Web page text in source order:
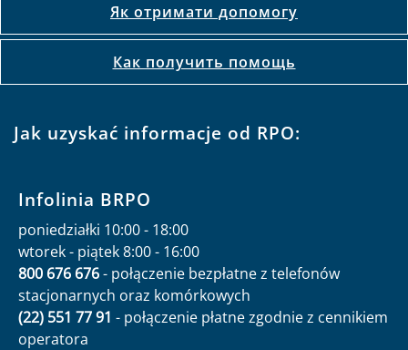
Як отримати допомогу
Как получить помощь
Jak uzyskać informacje od RPO:
Infolinia BRPO
poniedziałki 10:00 - 18:00
wtorek - piątek 8:00 - 16:00
800 676 676- połączenie bezpłatne z telefonów
stacjonarnych oraz komórkowych
(22) 551 77 91 - połączenie płatne zgodnie z cennikiem
operatora